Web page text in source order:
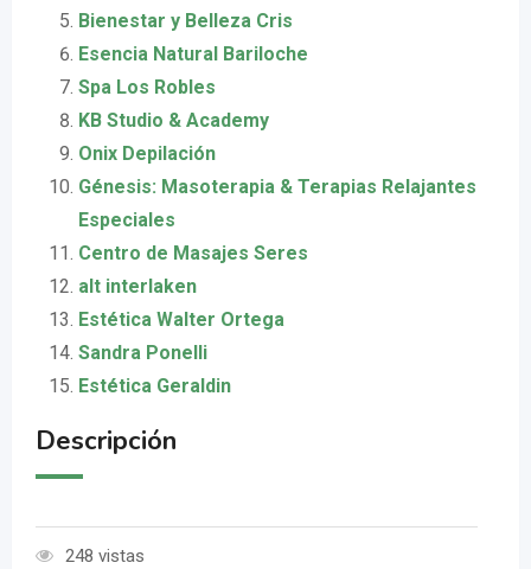
Bienestar y Belleza Cris
Esencia Natural Bariloche
Spa Los Robles
KB Studio & Academy
Onix Depilación
Génesis: Masoterapia & Terapias Relajantes
Especiales
Centro de Masajes Seres
alt interlaken
Estética Walter Ortega
Sandra Ponelli
Estética Geraldin
Descripción
248 vistas